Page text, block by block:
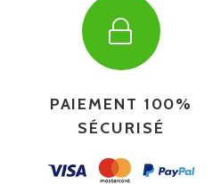
PAIEMENT 100%
SÉCURISÉ